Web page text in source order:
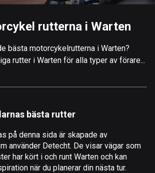
rutterna i Warten
bästa motorcykelrutterna i Warten?
rutter i Warten för alla typer av förare...
bästa rutter
på denna sida är skapade av
använder Detecht. De visar vägar som
har kört i och runt Warten och kan
när du planerar din nästa tur.